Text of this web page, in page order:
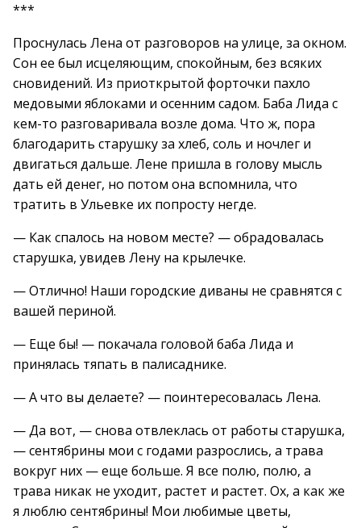
***
Проснулась Лена от разговоров на улице, за окном.
Сон ее был исцеляющим, спокойным, без всяких
сновидений. Из приоткрытой форточки пахло
медовыми яблоками и осенним садом. Баба Лида с
кем-то разговаривала возле дома. Что ж, пора
благодарить старушку за хлеб, соль и ночлег и
двигаться дальше. Лене пришла в голову мысль
дать ей денег, но потом она вспомнила, что
тратить в Ульевке их попросту негде.
— Как спалось на новом месте? — обрадовалась
старушка, увидев Лену на крылечке.
— Отлично! Наши городские диваны не сравнятся с
вашей периной.
— Еще бы! — покачала головой баба Лида и
принялась тяпать в палисаднике.
— А что вы делаете? — поинтересовалась Лена.
— Да вот, — снова отвлеклась от работы старушка,
— сентябрины мои с годами разрослись, а трава
вокруг них — еще больше. Я все полю, полю, а
трава никак не уходит, растет и растет. Ох, а как же
я люблю сентябрины! Мои любимые цветы,